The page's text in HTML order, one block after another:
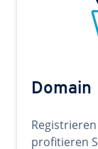
Domain
profitieren